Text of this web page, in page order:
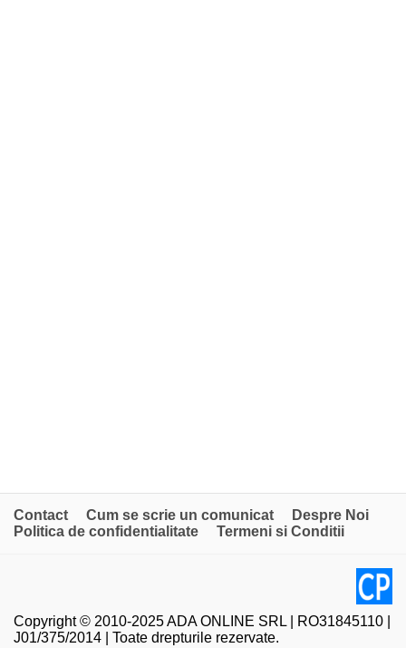
Contact Cum se scrie un comunicat
Despre Noi
Politica de confidentialitate
Termeni si Conditii
Copyright © 2010-2025 ADA ONLINE SRL | RO31845110 |
J01/375/2014 | Toate drepturile rezervate.